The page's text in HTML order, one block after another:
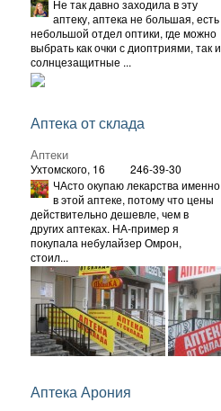
Не так давно заходила в эту
аптеку, аптека не большая, есть
небольшой отдел оптики, где можно
выбрать как очки с диоптриями, так и
солнцезащитные ...
Аптека от склада
Аптеки
Ухтомского, 16 246-39-30
ЧАсто окупаю лекарства именно
в этой аптеке, потому что цены
действительно дешевле, чем в
других аптеках. НА-пример я
покупала небулайзер Омрон,
стоил...
Аптека Арония